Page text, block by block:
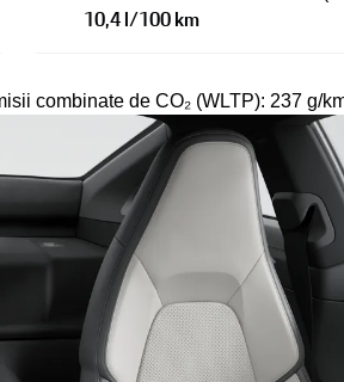
10,4 l/100 km
combinate de CO₂ (WLTP): 237 g/